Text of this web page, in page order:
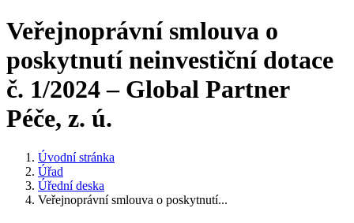
Veřejnoprávní smlouva o
poskytnutí neinvestiční dotace
č. 1/2024 – Global Partner
Péče, z. ú.
Úvodní stránka
Úřad
Úřední deska
Veřejnoprávní smlouva o poskytnutí...